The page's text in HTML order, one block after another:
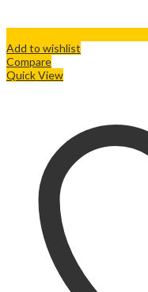
Add to wishlist
Compare
Quick View